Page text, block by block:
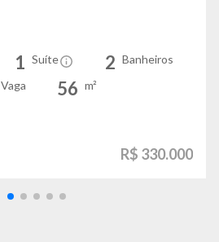
1 Suíte 2 Banheiros
Vaga 56 m²
R$ 330.000